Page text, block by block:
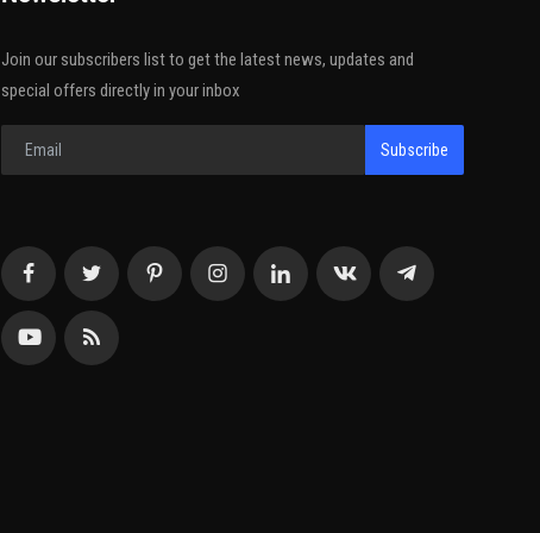
Join our subscribers list to get the latest news, updates and
special offers directly in your inbox
Subscribe